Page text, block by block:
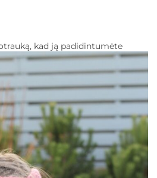
kad ją padidintumėte